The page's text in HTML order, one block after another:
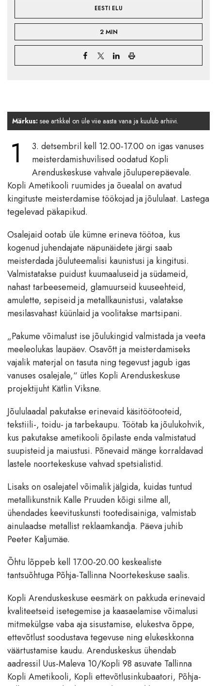
EESTI ELU
2 MIN
Märkus: see artikkel on üle viie aasta vana ja kuulub arhiivi.
1
3. detsembril kell 12.00-17.00 on igas vanuses
meisterdamishuvilised oodatud Kopli
Arenduskeskuse vahvale jõuluperepäevale.
Kopli Ametikooli ruumides ja õuealal on avatud
kingituste meisterdamise töökojad ja jõululaat. Lastega
tegelevad päkapikud.
Osalejaid ootab üle kümne erineva töötoa, kus
kogenud juhendajate näpunäidete järgi saab
meisterdada jõuluteemalisi kaunistusi ja kingitusi.
Valmistatakse puidust kuumaaluseid ja südameid,
nahast tarbeesemeid, glamuurseid kuuseehteid,
amulette, sepiseid ja metallkaunistusi, valatakse
mesilasvahast küünlaid ja voolitakse martsipani.
„Pakume võimalust ise jõulukingid valmistada ja veeta
meeleolukas laupäev. Osavõtt ja meisterdamiseks
vajalik materjal on tasuta ning tegevust jagub igas
vanuses osalejale,“ ütles Kopli Arenduskeskuse
projektijuht Kätlin Viksne.
Jõululaadal pakutakse erinevaid käsitöötooteid,
tekstiili-, toidu- ja tarbekaupu. Töötab ka jõulukohvik,
kus pakutakse ametikooli õpilaste enda valmistatud
suupisteid ja maiustusi. Põnevaid mänge korraldavad
lastele noortekeskuse vahvad spetsialistid.
Lisaks on osalejatel võimalik jälgida, kuidas tuntud
metallikunstnik Kalle Pruuden kõigi silme all,
ühendades keevituskunsti tootedisainiga, valmistab
ainulaadse metallist reklaamkandja. Päeva juhib
Peeter Kaljumäe.
Õhtu lõppeb kell 17.00-20.00 keskealiste
tantsuõhtuga Põhja-Tallinna Noortekeskuse saalis.
Kopli Arenduskeskuse eesmärk on pakkuda erinevaid
kvaliteetseid isetegemise ja kaasaelamise võimalusi
mitmekülgse vaba aja sisustamise, elukestva õppe,
ettevõtlust soodustava tegevuse ning elukeskkonna
väärtustamise kaudu. Arenduskeskus ühendab
aadressil Uus-Maleva 10/Kopli 98 asuvate Tallinna
Kopli Ametikooli, Kopli ettevõtlusinkubaatori, Põhja-